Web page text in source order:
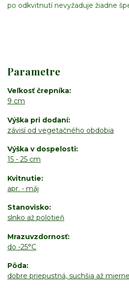
po odkvitnutí nevyžaduje žiadne
Parametre
Veľkosť črepníka
9 cm
Výška pri dodaní
závisí od vegetačného obdobia
Výška v dospelosti
15 - 25 cm
Kvitnutie
apr. - máj
Stanovisko
slnko až polotieň
Mrazuvzdornosť
do -25°C
Pôda
dobre priepustná, suchšia až